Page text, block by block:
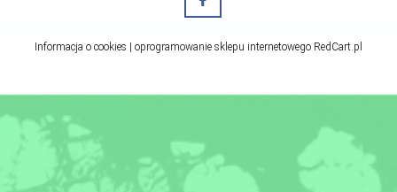
Informacja o cookies | oprogramowanie sklepu internetowego RedCart.pl